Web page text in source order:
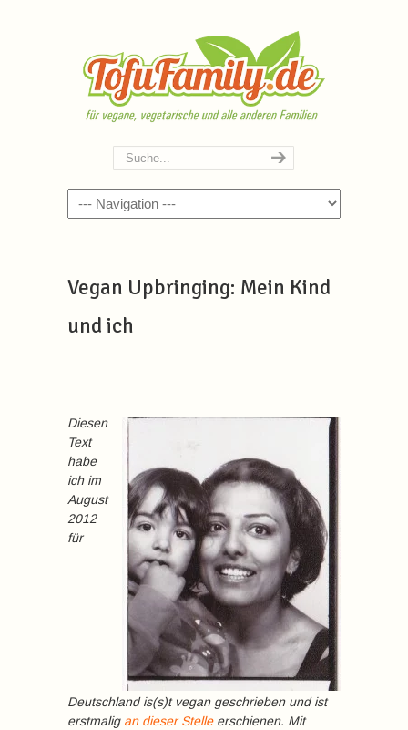
Navigation
Vegan Upbringing: Mein Kind
und ich
Diesen
Text
habe
ich im
August
2012
für
Deutschland is(s)t vegan geschrieben und ist
erstmalig an dieser Stelleerschienen. Mit